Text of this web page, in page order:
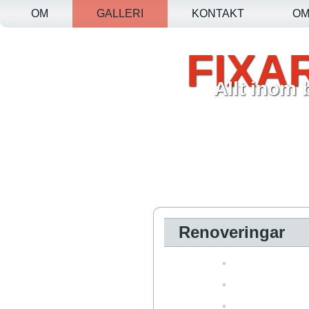
OM GALLERI KONTAKT
Allt inom
Renoveringar